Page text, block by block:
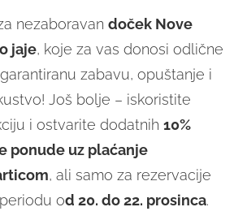
nezaboravan doček Nove
jaje, koje za vas donosi odlične
zabavu, opuštanje i
Još bolje – iskoristite
i ostvarite dodatnih 10%
ponude uz plaćanje
, ali samo za rezervacije
od 20. do 22. prosinca.